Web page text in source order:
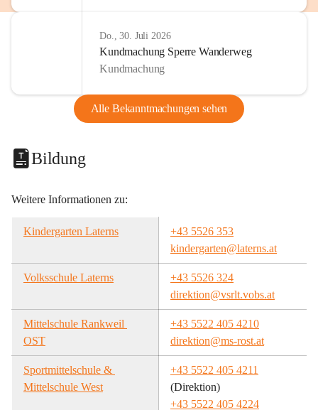
Do., 30. Juli 2026
Kundmachung Sperre Wanderweg
Kundmachung
Alle Bekanntmachungen sehen
Bildung
Weitere Informationen zu:
Kindergarten Laterns
+43 5526 353
kindergarten@laterns.at
Volksschule Laterns
+43 5526 324
direktion@vsrlt.vobs.at
Mittelschule Rankweil
OST
+43 5522 405 4210
direktion@ms-rost.at
Sportmittelschule &
Mittelschule West
+43 5522 405 4211
(Direktion)
+43 5522 405 4224